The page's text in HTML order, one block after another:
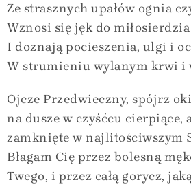
Ze strasznych upałów ognia
Wznosi się jęk do miłosierdzia
I doznają pocieszenia, ulgi i
W strumieniu wylanym krwi i
Ojcze Przedwieczny, spójrz
na dusze w czyśćcu cierpiące,
zamknięte w najlitościwszym
Błagam Cię przez bolesną
Twego, i przez całą gorycz,